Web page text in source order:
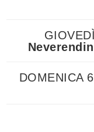
DOMENICA